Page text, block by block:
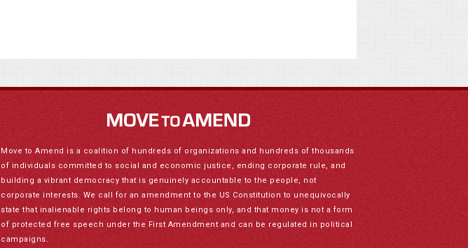
Move to Amend is a coalition of hundreds of organizations and hundreds of thousands
of individuals committed to social and economic justice, ending corporate rule, and
building a vibrant democracy that is genuinely accountable to the people, not
corporate interests. We call for an amendment to the US Constitution to unequivocally
state that inalienable rights belong to human beings only, and that money is not a form
of protected free speech under the First Amendment and can be regulated in political
campaigns.